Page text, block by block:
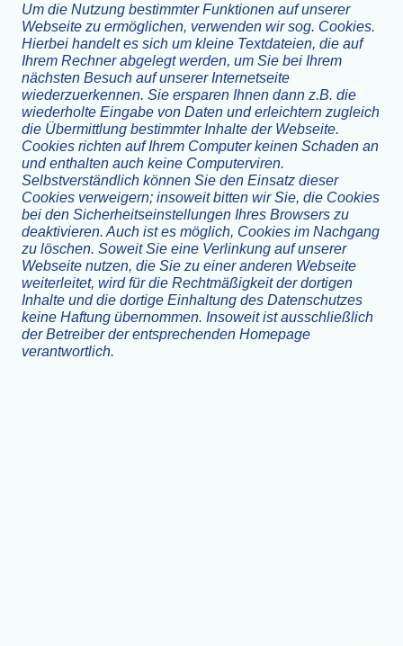
Um die Nutzung bestimmter Funktionen auf unserer
Webseite zu ermöglichen, verwenden wir sog. Cookies.
Hierbei handelt es sich um kleine Textdateien, die auf
Ihrem Rechner abgelegt werden, um Sie bei Ihrem
nächsten Besuch auf unserer Internetseite
wiederzuerkennen. Sie ersparen Ihnen dann z.B. die
wiederholte Eingabe von Daten und erleichtern zugleich
die Übermittlung bestimmter Inhalte der Webseite.
Cookies richten auf Ihrem Computer keinen Schaden an
und enthalten auch keine Computerviren.
Selbstverständlich können Sie den Einsatz dieser
Cookies verweigern; insoweit bitten wir Sie, die Cookies
bei den Sicherheitseinstellungen Ihres Browsers zu
deaktivieren. Auch ist es möglich, Cookies im Nachgang
zu löschen. Soweit Sie eine Verlinkung auf unserer
Webseite nutzen, die Sie zu einer anderen Webseite
weiterleitet, wird für die Rechtmäßigkeit der dortigen
Inhalte und die dortige Einhaltung des Datenschutzes
keine Haftung übernommen. Insoweit ist ausschließlich
der Betreiber der entsprechenden Homepage
verantwortlich.